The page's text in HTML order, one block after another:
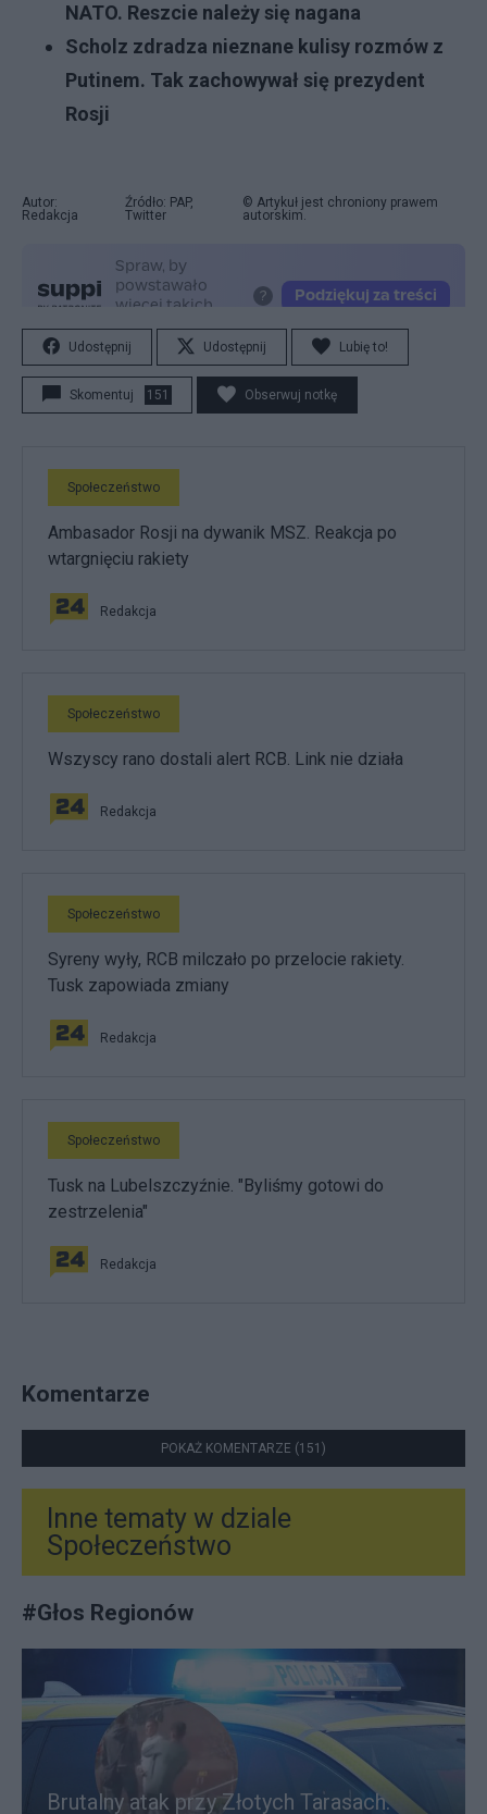
NATO. Reszcie należy się nagana
Scholz zdradza nieznane kulisy rozmów z
Putinem. Tak zachowywał się prezydent
Rosji
Autor:
Redakcja
Źródło: PAP,
Twitter
© Artykuł jest chroniony prawem
autorskim.
Udostępnij Udostępnij Lubię to!
Skomentuj 151 Obserwuj notkę
Społeczeństwo
Ambasador Rosji na dywanik MSZ. Reakcja po
wtargnięciu rakiety
Redakcja
Społeczeństwo
Wszyscy rano dostali alert RCB. Link nie działa
Redakcja
Społeczeństwo
Syreny wyły, RCB milczało po przelocie rakiety.
Tusk zapowiada zmiany
Redakcja
Społeczeństwo
Tusk na Lubelszczyźnie. "Byliśmy gotowi do
zestrzelenia"
Redakcja
Komentarze
POKAŻ KOMENTARZE (151)
Inne tematy w dziale
Społeczeństwo
#Głos Regionów
Brutalny atak przy Złotych Tarasach.